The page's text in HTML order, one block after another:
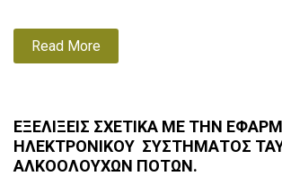
Read More
ΕΞΕΛΙΞΕΙΣ ΣΧΕΤΙΚΑ ΜΕ ΤΗΝ
ΗΛΕΚΤΡΟΝΙΚΟΥ ΣΥΣΤΗΜΑΤΟΣ
ΑΛΚΟΟΛΟΥΧΩΝ ΠΟΤΩΝ.